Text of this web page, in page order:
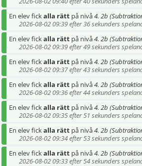
En elev fickalla rätt på nivå4. 2b
2026-08-02 09:39 efter 36 sekunders
En elev fickalla rätt på nivå4. 2b
2026-08-02 09:39 efter 49 sekunders
En elev fickalla rätt på nivå4. 2b
2026-08-02 09:37 efter 43 sekunders
En elev fickalla rätt på nivå4. 2b
2026-08-02 09:36 efter 44 sekunders
En elev fickalla rätt på nivå4. 2b
2026-08-02 09:35 efter 51 sekunders
En elev fickalla rätt på nivå4. 2b
2026-08-02 09:34 efter 53 sekunders
En elev fickalla rätt på nivå4. 2b
2026-08-02 09:33 efter 54 sekunders